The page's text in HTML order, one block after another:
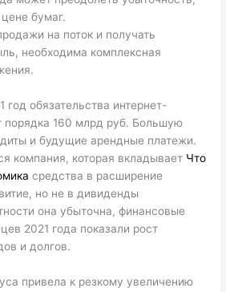
бумаг.
на поток и получать
необходима комплексная
год обязательства интернет-
порядка 160 млрд руб. Большую
и будущие арендные платежи.
компания, которая вкладывает Что
средства в расширение
но не в дивиденды
она убыточна, финансовые
2021 года показали рост
и долгов.
привела к резкому увеличению